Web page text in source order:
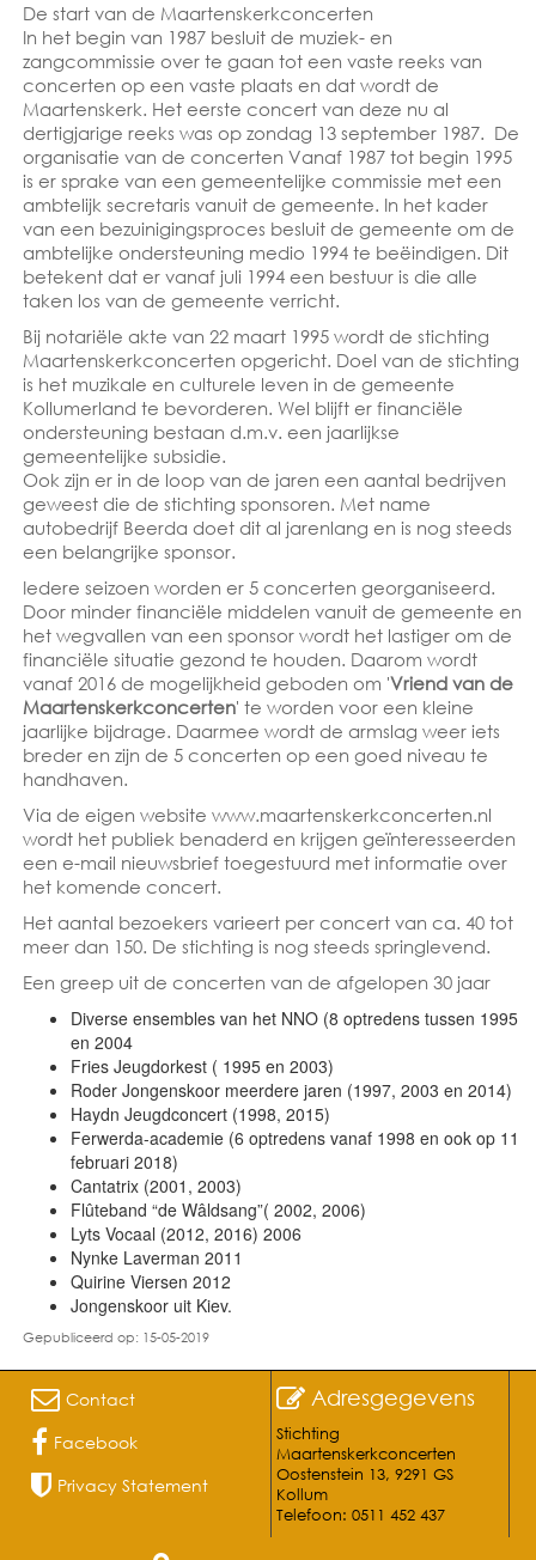
De start van de Maartenskerkconcerten
In het begin van 1987 besluit de muziek- en
zangcommissie over te gaan tot een vaste reeks van
concerten op een vaste plaats en dat wordt de
Maartenskerk. Het eerste concert van deze nu al
dertigjarige reeks was op zondag 13 september 1987. De
organisatie van de concerten Vanaf 1987 tot begin 1995
is er sprake van een gemeentelijke commissie met een
ambtelijk secretaris vanuit de gemeente. In het kader
van een bezuinigingsproces besluit de gemeente om de
ambtelijke ondersteuning medio 1994 te beëindigen. Dit
betekent dat er vanaf juli 1994 een bestuur is die alle
taken los van de gemeente verricht.
Bij notariële akte van 22 maart 1995 wordt de stichting
Maartenskerkconcerten opgericht. Doel van de stichting
is het muzikale en culturele leven in de gemeente
Kollumerland te bevorderen. Wel blijft er financiële
ondersteuning bestaan d.m.v. een jaarlijkse
gemeentelijke subsidie.
Ook zijn er in de loop van de jaren een aantal bedrijven
geweest die de stichting sponsoren. Met name
autobedrijf Beerda doet dit al jarenlang en is nog steeds
een belangrijke sponsor.
Iedere seizoen worden er 5 concerten georganiseerd.
Door minder financiële middelen vanuit de gemeente en
het wegvallen van een sponsor wordt het lastiger om de
financiële situatie gezond te houden. Daarom wordt
vanaf 2016 de mogelijkheid geboden om 'Vriend van de
Maartenskerkconcerten' te worden voor een kleine
jaarlijke bijdrage. Daarmee wordt de armslag weer iets
breder en zijn de 5 concerten op een goed niveau te
handhaven.
Via de eigen website www.maartenskerkconcerten.nl
wordt het publiek benaderd en krijgen geïnteresseerden
een e-mail nieuwsbrief toegestuurd met informatie over
het komende concert.
Het aantal bezoekers varieert per concert van ca. 40 tot
meer dan 150. De stichting is nog steeds springlevend.
Een greep uit de concerten van de afgelopen 30 jaar
Diverse ensembles van het NNO (8 optredens tussen 1995
en 2004
Fries Jeugdorkest ( 1995 en 2003)
Roder Jongenskoor meerdere jaren (1997, 2003 en 2014)
Haydn Jeugdconcert (1998, 2015)
Ferwerda-academie (6 optredens vanaf 1998 en ook op 11
februari 2018)
Cantatrix (2001, 2003)
Flûteband “de Wâldsang”( 2002, 2006)
Lyts Vocaal (2012, 2016) 2006
Nynke Laverman 2011
Quirine Viersen 2012
Jongenskoor uit Kiev.
Gepubliceerd op: 15-05-2019
Contact
Facebook
Privacy Statement
Adresgegevens
Stichting
Maartenskerkconcerten
Oostenstein 13, 9291 GS
Kollum
Telefoon: 0511 452 437